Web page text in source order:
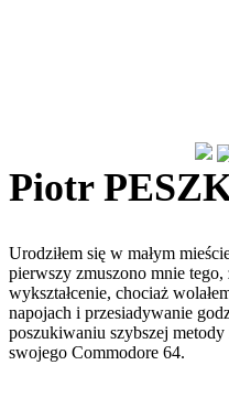
Piotr
Urodziłem się w małym
pierwszy zmuszono mnie
wykształcenie, chociaż
napojach i przesiadywanie
poszukiwaniu szybszej
swojego Commodore 64.